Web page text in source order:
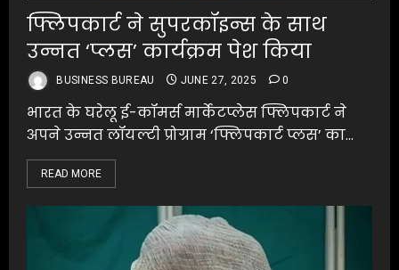
फ्लिपकार्ट ने सुपरकॉइन्स के साथ
उन्नत ‘प्लस’ कार्यक्रम पेश किया
BUSINESS BUREAU JUNE 27, 2025 0
भारत के घरेलू ई-कॉमर्स मार्केटप्लेस फ्लिपकार्ट ने
अपने उन्नत लॉयल्टी प्रोग्राम ‘फ्लिपकार्ट प्लस’ का...
READ MORE